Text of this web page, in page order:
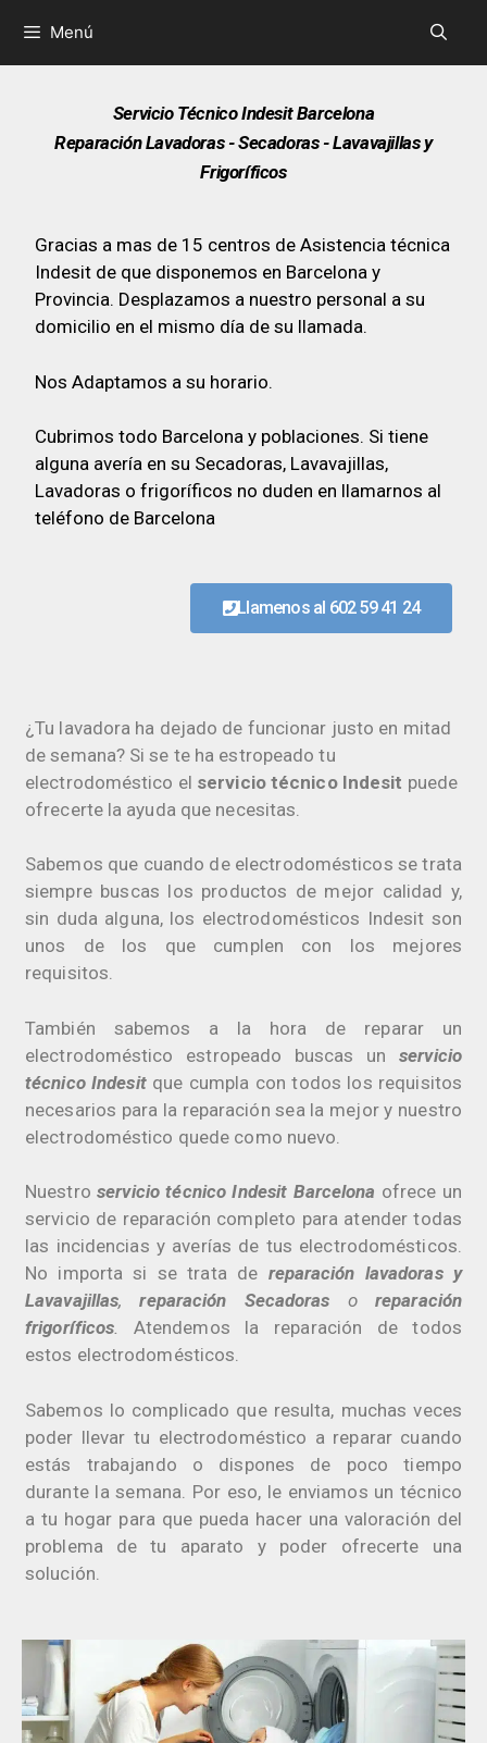
Menú
Servicio Técnico Indesit Barcelona
Reparación Lavadoras - Secadoras - Lavavajillas y
Frigoríficos
Gracias a mas de 15 centros de Asistencia técnica
Indesit de que disponemos en Barcelona y
Provincia. Desplazamos a nuestro personal a su
domicilio en el mismo día de su llamada.
Nos Adaptamos a su horario.
Cubrimos todo Barcelona y poblaciones. Si tiene
alguna avería en su Secadoras, Lavavajillas,
Lavadoras o frigoríficos no duden en llamarnos al
teléfono de Barcelona
Llamenos al 602 59 41 24
¿Tu lavadora ha dejado de funcionar justo en mitad
de semana? Si se te ha estropeado tu
electrodoméstico el servicio técnico Indesit puede
ofrecerte la ayuda que necesitas.
Sabemos que cuando de electrodomésticos se trata
siempre buscas los productos de mejor calidad y,
sin duda alguna, los electrodomésticos Indesit son
unos de los que cumplen con los mejores
requisitos.
También sabemos a la hora de reparar un
electrodoméstico estropeado buscas unservicio
técnico Indesitque cumpla con todos los requisitos
necesarios para la reparación sea la mejor y nuestro
electrodoméstico quede como nuevo.
Nuestroservicio técnico Indesit Barcelona ofrece un
servicio de reparación completo para atender todas
las incidencias y averías de tus electrodomésticos.
No importa si se trata de reparación lavadoras y
Lavavajillas,reparación Secadoras oreparación
frigoríficos.
Atendemos la reparación de todos
estos electrodomésticos.
Sabemos lo complicado que resulta, muchas veces
poder llevar tu electrodoméstico a reparar cuando
estás trabajando o dispones de poco tiempo
durante la semana. Por eso, le enviamos un técnico
a tu hogar para que pueda hacer una valoración del
problema de tu aparato y poder ofrecerte una
solución.